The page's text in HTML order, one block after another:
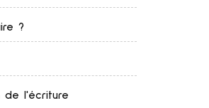
?
de l'écriture